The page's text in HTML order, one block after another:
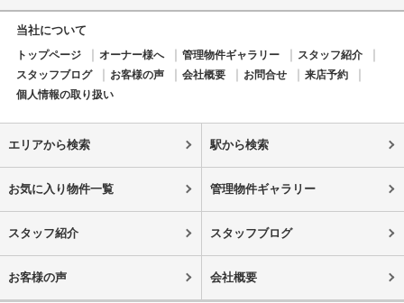
当社について
トップページ オーナー様へ 管理物件ギャラリー
スタッフ紹介
スタッフブログ
お客様の声 会社概要 お問合せ
来店予約
個人情報の取り扱い
エリアから検索 駅から検索
お気に入り物件一覧 管理物件ギャラリー
スタッフ紹介 スタッフブログ
お客様の声 会社概要